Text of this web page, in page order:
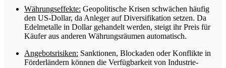
Währungseffekte: Geopolitische Krisen schwächen häufig
den US-Dollar, da Anleger auf Diversifikation setzen. Da
Edelmetalle in Dollar gehandelt werden, steigt ihr Preis für
Käufer aus anderen Währungsräumen automatisch.
Angebotsrisiken: Sanktionen, Blockaden oder Konflikte in
Förderländern können die Verfügbarkeit von Industrie-